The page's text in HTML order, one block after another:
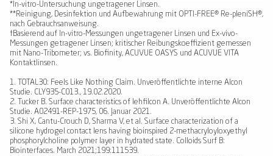
*In-vitro-Untersuchung ungetragener Linsen.
**Reinigung, Desinfektion und Aufbewahrung mit OPTI-FREE® Re-pleniSH®,
nach Gebrauchsanweisung.
†Basierend auf In-vitro-Messungen ungetragener Linsen und Ex-vivo-
Messungen getragener Linsen; kritischer Reibungskoeffizient gemessen
mit Nano-Tribometer; vs. Biofinity, ACUVUE OASYS und ACUVUE VITA
Kontaktlinsen.
1. TOTAL30: Feels Like Nothing Claim. Unveröffentlichte interne Alcon
Studie. CLY935-C013., 19.02.2020.
2. Tucker B. Surface characteristics of lehfilcon A. Unveröffentlichte Alcon
Studie. A02491-REP-1975, 06. Januar 2021.
3. Shi X, Cantu-Crouch D, Sharma V, et al. Surface characterization of a
silicone hydrogel contact lens having bioinspired 2-methacryloyloxyethyl
phosphorylcholine polymer layer in hydrated state. Colloids Surf B:
Biointerfaces. March 2021;199:111539.